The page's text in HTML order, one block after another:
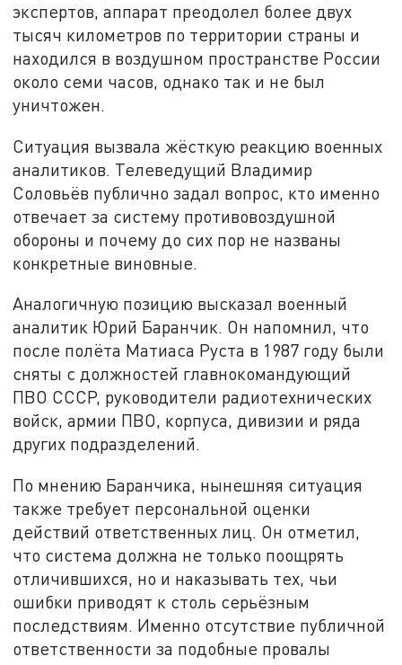
экспертов, аппарат преодолел более двух
тысяч километров по территории страны и
находился в воздушном пространстве России
около семи часов, однако так и не был
уничтожен.
Ситуация вызвала жёсткую реакцию военных
аналитиков. Телеведущий Владимир
Соловьёв публично задал вопрос, кто именно
отвечает за систему противовоздушной
обороны и почему до сих пор не названы
конкретные виновные.
Аналогичную позицию высказал военный
аналитик Юрий Баранчик. Он напомнил, что
после полёта Матиаса Руста в 1987 году были
сняты с должностей главнокомандующий
ПВО СССР, руководители радиотехнических
войск, армии ПВО, корпуса, дивизии и ряда
других подразделений.
По мнению Баранчика, нынешняя ситуация
также требует персональной оценки
действий ответственных лиц. Он отметил,
что система должна не только поощрять
отличившихся, но и наказывать тех, чьи
ошибки приводят к столь серьёзным
последствиям. Именно отсутствие публичной
ответственности за подобные провалы